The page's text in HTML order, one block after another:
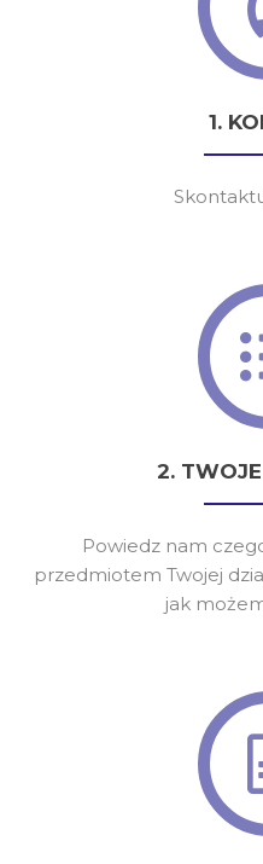
1.
2.
Powiedz nam
przedmiotem Twojej
jak